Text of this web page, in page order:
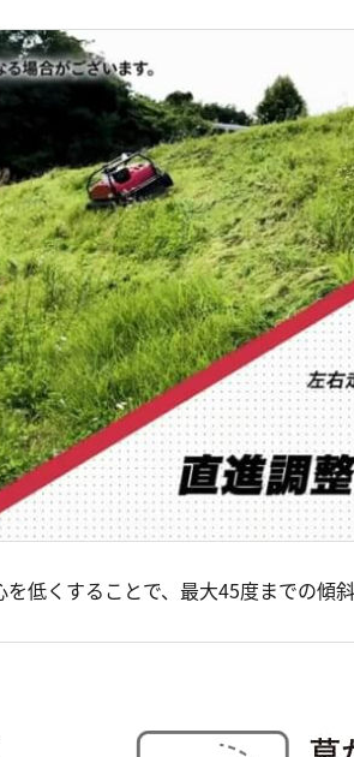
低くすることで、最大45度までの傾